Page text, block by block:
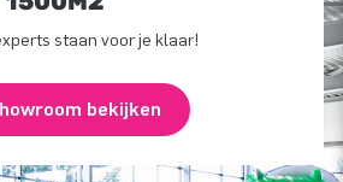
staan voor je klaar!
bekijken